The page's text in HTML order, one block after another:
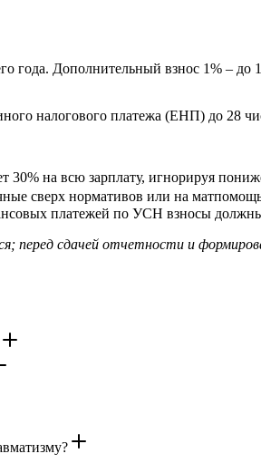
года. Дополнительный взнос 1% –
налогового платежа (ЕНП) до 28
30% на всю зарплату, игнорируя
сверх нормативов или на
платежей по УСН взносы
перед сдачей отчетности и